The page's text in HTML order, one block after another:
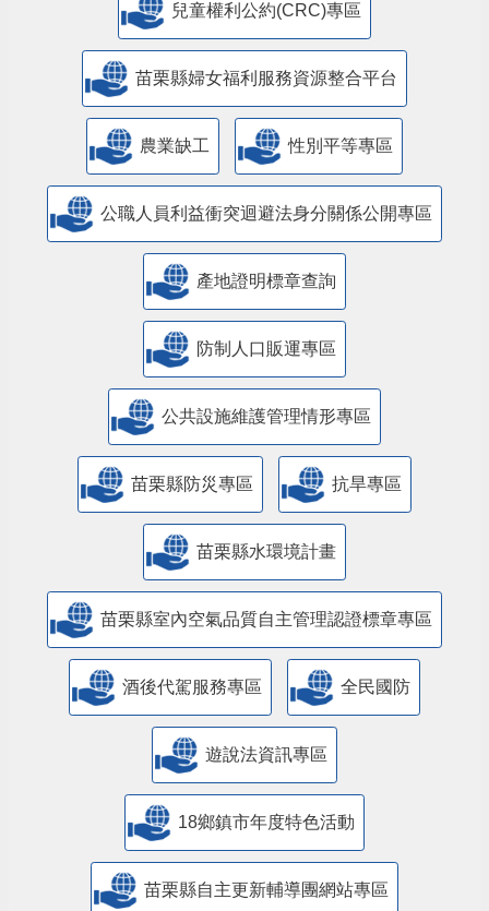
兒童權利公約(CRC)專區
苗栗縣婦女福利服務資源整合平台
農業缺工 性別平等專區
公職人員利益衝突迴避法身分關係公開專區
產地證明標章查詢
防制人口販運專區
​公共設施維護管理情形專區
苗栗縣防災專區 抗旱專區
苗栗縣水環境計畫
苗栗縣室內空氣品質自主管理認證標章專區
酒後代駕服務專區 全民國防
遊說法資訊專區
18鄉鎮市年度特色活動
苗栗縣自主更新輔導團網站專區